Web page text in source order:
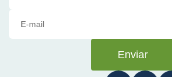
Enviar